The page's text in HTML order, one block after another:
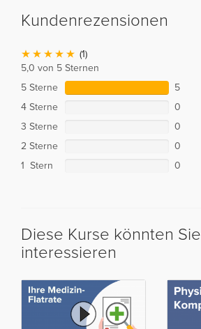
Kundenrezensionen
(1)
5,0 von 5 Sternen
5 Sterne
5
4 Sterne
0
3 Sterne
0
2 Sterne
0
1 Stern
0
Diese Kurse könnten Sie
interessieren